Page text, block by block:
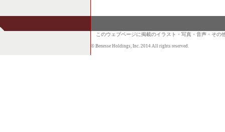
このウェブページに掲載のイラスト・写真・音声・その
© Benesse Holdings, Inc. 2014 All rights reserved.